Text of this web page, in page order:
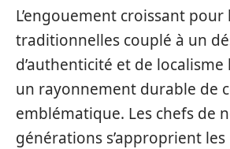
L’engouement croissant pour
traditionnelles couplé à un
d’authenticité et de
un rayonnement durable de
emblématique. Les chefs de
générations s’approprient les